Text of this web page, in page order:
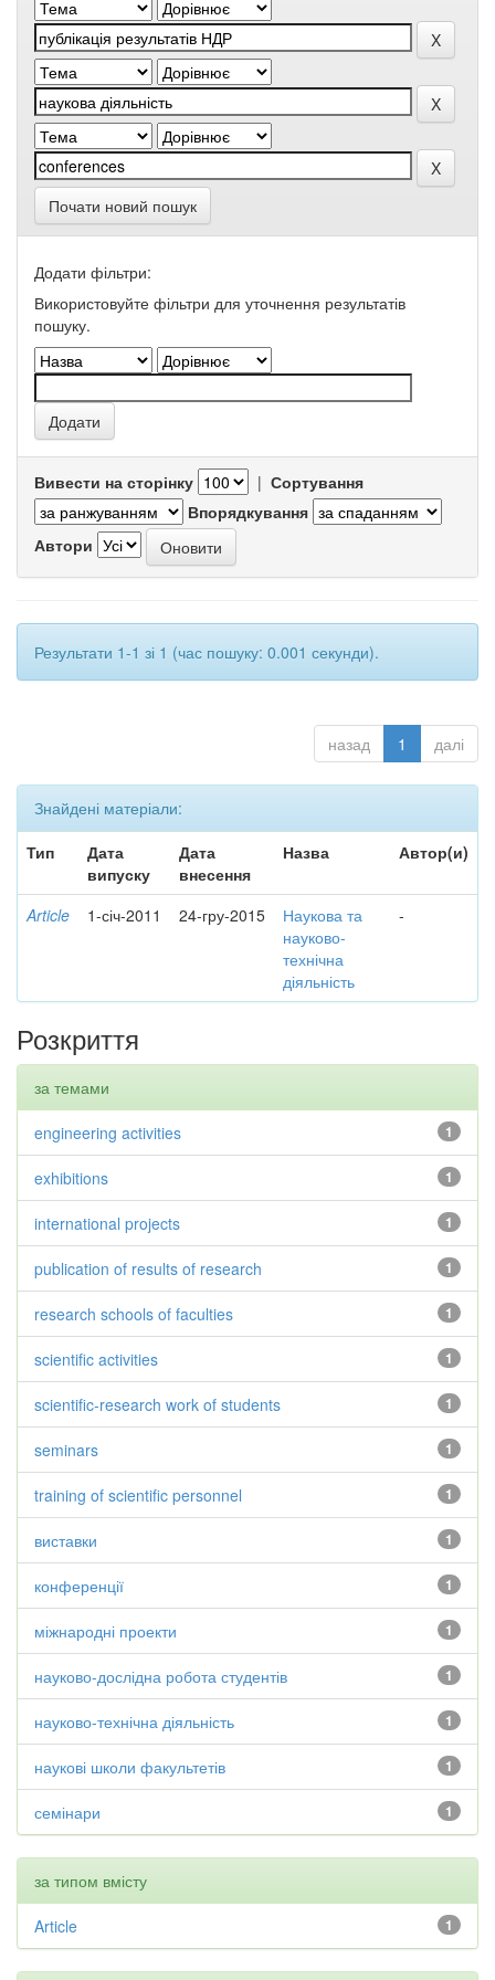
Почати новий пошук
Додати фільтри:
Використовуйте фільтри для уточнення результатів
пошуку.
Вивести на сторінку | Сортування
Впорядкування
Автори
Результати 1-1 зі 1 (час пошуку: 0.001 секунди).
назад 1 далі
Знайдені матеріали:
Тип
Дата
випуску
Дата
внесення
Назва Автор(и)
Article 1-січ-2011 24-гру-2015
Наукова та
науково-
технічна
діяльність
-
Розкриття
за темами
1
engineering activities
1
exhibitions
1
international projects
1
publication of results of research
1
research schools of faculties
1
scientific activities
1
scientific-research work of students
1
seminars
1
training of scientific personnel
1
виставки
1
конференції
1
міжнародні проекти
1
науково-дослідна робота студентів
1
науково-технічна діяльність
1
наукові школи факультетів
1
семінари
за типом вмісту
1
Article